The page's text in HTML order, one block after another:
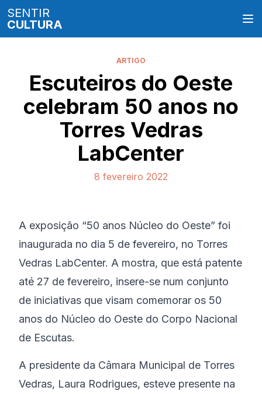
SENTIR
CULTURA
ARTIGO
Escuteiros do Oeste
celebram 50 anos no
Torres Vedras
LabCenter
8 fevereiro 2022
A exposição “50 anos Núcleo do Oeste” foi
inaugurada no dia 5 de fevereiro, no Torres
Vedras LabCenter. A mostra, que está patente
até 27 de fevereiro, insere-se num conjunto
de iniciativas que visam comemorar os 50
anos do Núcleo do Oeste do Corpo Nacional
de Escutas.
A presidente da Câmara Municipal de Torres
Vedras, Laura Rodrigues, esteve presente na